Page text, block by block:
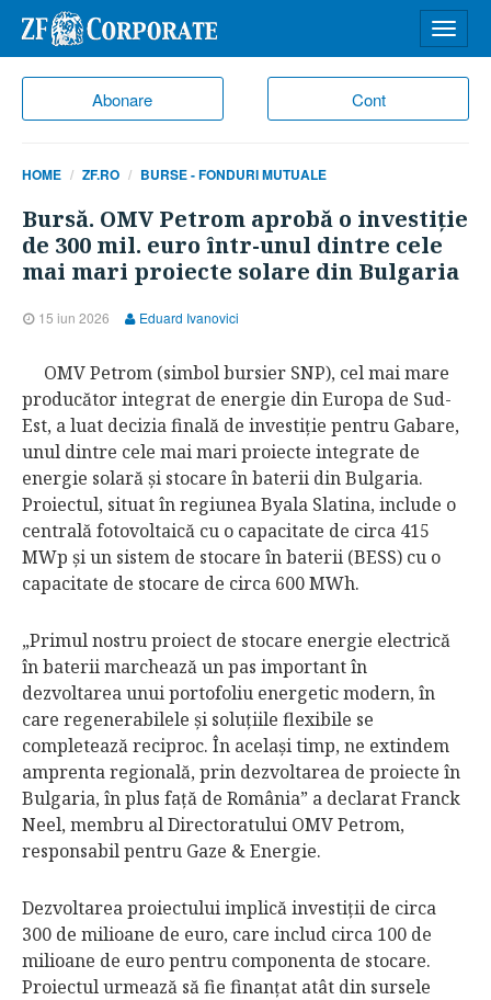
Abonare Cont
meniu
HOME ZF.RO BURSE - FONDURI MUTUALE
Bursă. OMV Petrom aprobă o investiţie
de 300 mil. euro într-unul dintre cele
mai mari proiecte solare din Bulgaria
15 iun 2026 Eduard Ivanovici
OMV Petrom (simbol bursier SNP), cel mai mare
producător integrat de energie din Europa de Sud-
Est, a luat decizia finală de investiţie pentru Gabare,
unul dintre cele mai mari proiecte integrate de
energie solară şi stocare în baterii din Bulgaria.
Proiectul, situat în regiunea Byala Slatina, include o
centrală fotovoltaică cu o capacitate de circa 415
MWp şi un sistem de stocare în baterii (BESS) cu o
capacitate de stocare de circa 600 MWh.
„Primul nostru proiect de stocare energie electrică
în baterii marchează un pas important în
dezvoltarea unui portofoliu energetic modern, în
care regenerabilele şi soluţiile flexibile se
completează reciproc. În acelaşi timp, ne extindem
amprenta regională, prin dezvoltarea de proiecte în
Bulgaria, în plus faţă de România” a declarat Franck
Neel, membru al Directoratului OMV Petrom,
responsabil pentru Gaze & Energie.
Dezvoltarea proiectului implică investiţii de circa
300 de milioane de euro, care includ circa 100 de
milioane de euro pentru componenta de stocare.
Proiectul urmează să fie finanţat atât din sursele